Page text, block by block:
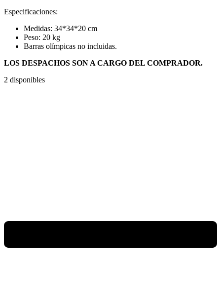
$173.990.
Especificaciones:
Medidas: 34*34*20 cm
Peso: 20 kg
Barras olímpicas no incluidas.
LOS DESPACHOS SON A CARGO DEL COMPRADOR.
2 disponibles